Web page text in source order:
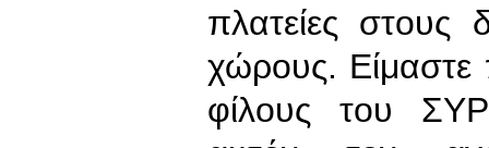
πλατείες στους
χώρους. Είμαστε
φίλους του